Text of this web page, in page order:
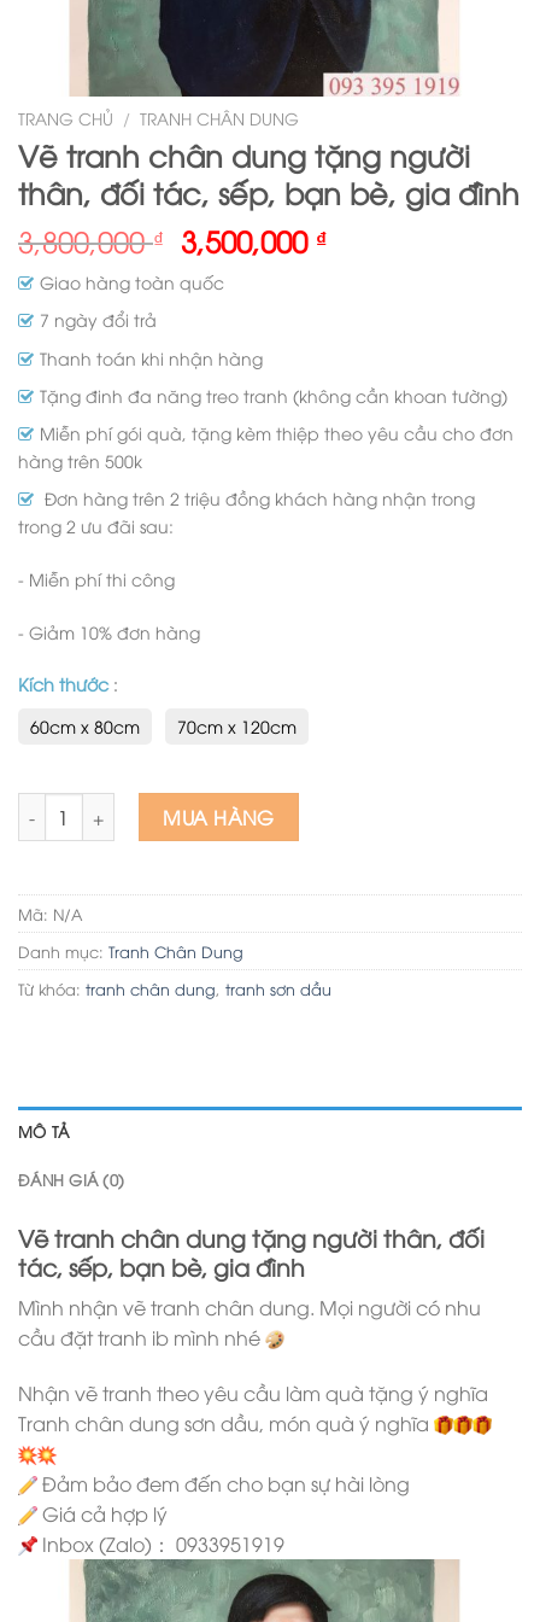
TRANG CHỦ / TRANH CHÂN DUNG
Vẽ tranh chân dung tặng người
thân, đối tác, sếp, bạn bè, gia đình
3,800,000₫ 3,500,000 ₫
Giao hàng toàn quốc
7 ngày đổi trả
Thanh toán khi nhận hàng
Tặng đinh đa năng treo tranh (không cần khoan tường)
Miễn phí gói quà, tặng kèm thiệp theo yêu cầu cho đơn
hàng trên 500k
Đơn hàng trên 2 triệu đồng khách hàng nhận trong
trong 2 ưu đãi sau:
- Miễn phí thi công
- Giảm 10% đơn hàng
Kích thước :
60cm x 80cm
70cm x 120cm
Vẽ tranh chân dung tặng người thân, đối tác, sếp, bạn bè,
MUA HÀNG
Mã: N/A
Danh mục: Tranh Chân Dung
Từ khóa: tranh chân dung, tranh sơn dầu
MÔ TẢ
ĐÁNH GIÁ (0)
Vẽ tranh chân dung tặng người thân, đối
tác, sếp, bạn bè, gia đình
Mình nhận vẽ tranh chân dung. Mọi người có nhu
cầu đặt tranh ib mình nhé
Nhận vẽ tranh theo yêu cầu làm quà tặng ý nghĩa
Tranh chân dung sơn dầu, món quà ý nghĩa
Đảm bảo đem đến cho bạn sự hài lòng
Giá cả hợp lý
Inbox (Zalo)： 0933951919